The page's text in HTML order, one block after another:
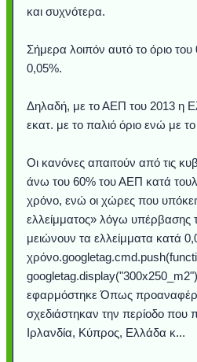
και συχνότερα.
Σήμερα λοιπόν αυτό το όριο
0,05%.
Δηλαδή, με το ΑΕΠ του 2013 η
εκατ. με το παλιό όριο ενώ με
Οι κανόνες απαιτούν από τις
άνω του 60% του ΑΕΠ κατά
χρόνο, ενώ οι χώρες που
ελλείμματος» λόγω υπέρβασης
μειώνουν τα ελλείμματα κατά
εφαρμόστηκε Όπως
σχεδιάστηκαν την περίοδο που
Ιρλανδία, Κύπρος, Ελλάδα κ...